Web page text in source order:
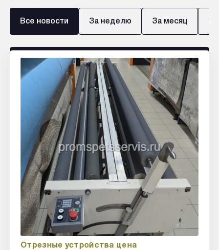
Все новости За неделю За месяц
Отрезные устройства цена